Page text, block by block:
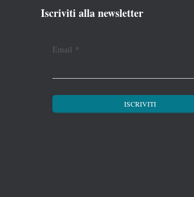
Iscriviti alla newsletter
Email *